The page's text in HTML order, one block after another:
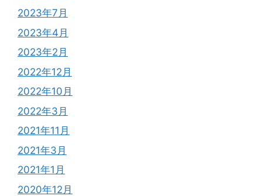
2023年7月
2023年4月
2023年2月
2022年12月
2022年10月
2022年3月
2021年11月
2021年3月
2021年1月
2020年12月